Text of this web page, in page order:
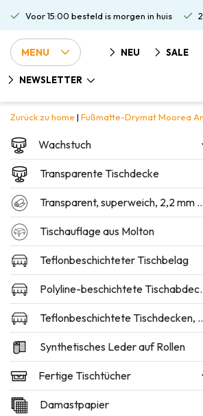
Voor 15:00 besteld is morgen in huis
MENU NEU SALE
NEWSLETTER
Zurück zu home | Fußmatte-Drymat Moorea
Wachstuch
Transparente Tischdecke
Transparent,
Tischauflage aus Molton
Teflonbeschichteter Tischbelag
Polyline-
Teflonbeschichtete
Synthetisches Leder auf Rollen
Fertige Tischtücher
Damastpapier